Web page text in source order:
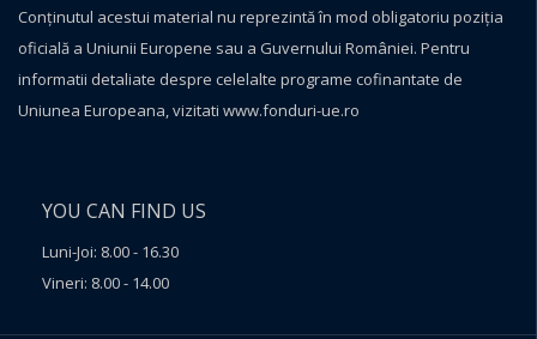
Conţinutul acestui material nu reprezintă în mod obligatoriu poziţia
oficială a Uniunii Europene sau a Guvernului României. Pentru
informatii detaliate despre celelalte programe cofinantate de
Uniunea Europeana, vizitati www.fonduri-ue.ro
YOU CAN FIND US
Luni-Joi: 8.00 - 16.30
Vineri: 8.00 - 14.00